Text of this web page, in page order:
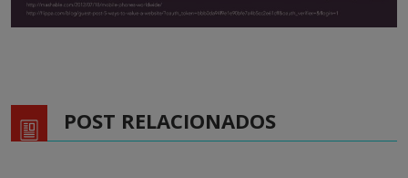
POST RELACIONADOS